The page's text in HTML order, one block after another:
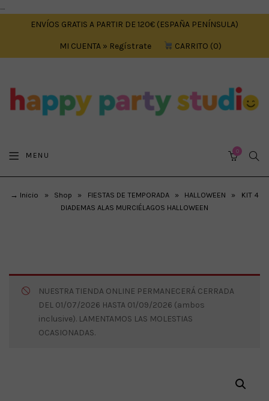
....
ENVÍOS GRATIS A PARTIR DE 120€ (ESPAÑA PENÍNSULA)
MI CUENTA » Regístrate CARRITO 0
MENU 0
→ Inicio » Shop » FIESTAS DE TEMPORADA » HALLOWEEN »
KIT 4
DIADEMAS ALAS MURCIÉLAGOS HALLOWEEN
NUESTRA TIENDA ONLINE PERMANECERÁ CERRADA
DEL 01/07/2026 HASTA 01/09/2026 (ambos
inclusive). LAMENTAMOS LAS MOLESTIAS
OCASIONADAS.